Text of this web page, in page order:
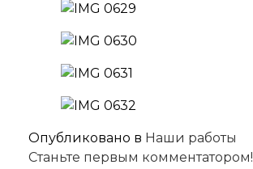
Опубликовано в Наши работы
Станьте первым комментатором!